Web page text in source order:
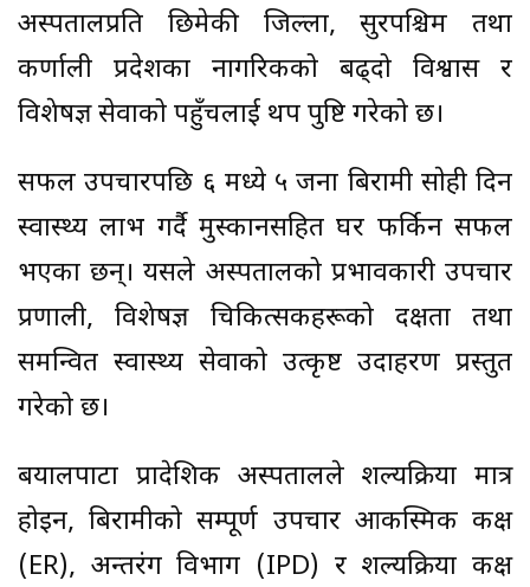
अस्पतालप्रति छिमेकी जिल्ला, सुदूरपश्चिम तथा
कर्णाली प्रदेशका नागरिकको बढ्दो विश्वास र
विशेषज्ञ सेवाको पहुँचलाई थप पुष्टि गरेको छ।
सफल उपचारपछि ६ मध्ये ५ जना बिरामी साेही दिन
स्वास्थ्य लाभ गर्दै मुस्कानसहित घर फर्किन सफल
भएका छन्। यसले अस्पतालको प्रभावकारी उपचार
प्रणाली, विशेषज्ञ चिकित्सकहरूको दक्षता तथा
समन्वित स्वास्थ्य सेवाको उत्कृष्ट उदाहरण प्रस्तुत
गरेको छ।
बयालपाटा प्रादेशिक अस्पतालले शल्यक्रिया मात्र
होइन, बिरामीको सम्पूर्ण उपचार आकस्मिक कक्ष
(ER), अन्तरंग विभाग (IPD) र शल्यक्रिया कक्ष